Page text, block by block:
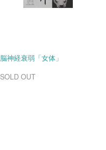
脳神経衰弱「女体」
SOLD OUT